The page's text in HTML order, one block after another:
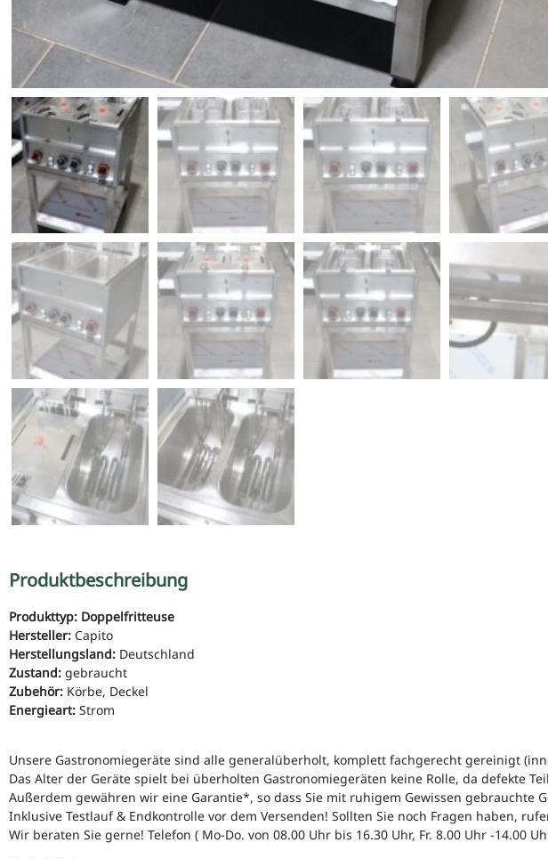
Produktbeschreibung
Produkttyp: Doppelfritteuse
Hersteller: Capito
Herstellungsland: Deutschland
Zustand: gebraucht
Zubehör: Körbe, Deckel
Energieart: Strom
Unsere Gastronomiegeräte sind alle generalüberholt, komplett fachgerecht gereinigt
Das Alter der Geräte spielt bei überholten Gastronomiegeräten keine Rolle, da defekte
Außerdem gewähren wir eine Garantie*, so dass Sie mit ruhigem Gewissen gebrauchte
Inklusive Testlauf & Endkontrolle vor dem Versenden! Sollten Sie noch Fragen haben,
Wir beraten Sie gerne! Telefon ( Mo-Do. von 08.00 Uhr bis 16.30 Uhr, Fr. 8.00 Uhr -14.00